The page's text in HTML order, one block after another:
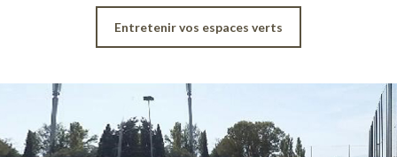
Entretenir vos espaces verts